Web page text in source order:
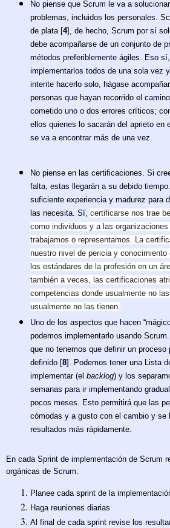
No piense que Scrum le va a
problemas, incluidos los personales.
de plata [4], de hecho, Scrum por sí
debe acompañarse de un conjunto de
métodos preferiblemente ágiles. Eso
implementarlos todos de una sola vez
intente hacerlo solo, hágase
personas que hayan recorrido el
cometido uno o dos errores críticos;
ellos quienes lo sacarán del aprieto en
se va a encontrar más de una vez.
No piense en las certificaciones. Si
falta, estas llegarán a su debido
suficiente experiencia y madurez para
las necesita. Sí, certificarse nos trae
como individuos y a las organizaciones
trabajamos o representamos. La
nuestro nivel de pericia y
los estándares de la profesión en un
también a veces, las certificaciones
competencias donde usualmente no
usualmente no las tienen.
Uno de los aspectos que hacen
podemos implementarlo usando
que no tenemos que definir un proceso
definido [8]. Podemos tener una Lista
implementar (el backlog) y los
semanas para ir implementando
pocos meses. Esto permitirá que las
cómodas y a gusto con el cambio y se
resultados más rápidamente.
En cada Sprint de implementación de Scrum
orgánicas de Scrum:
Planee cada sprint de la
Haga reuniones diarias
Al final de cada sprint revise los